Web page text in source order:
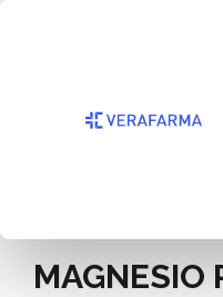
Passa alla navigazione
MAGNESIO